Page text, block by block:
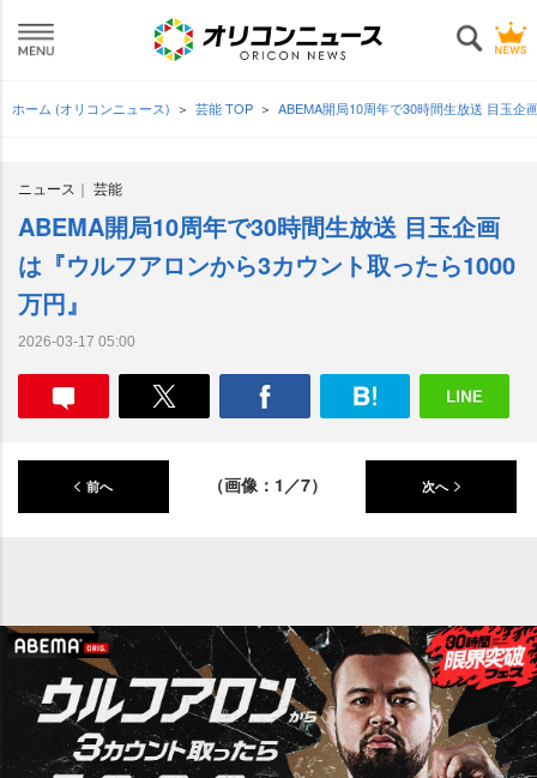
ホーム (オリコンニュース) 芸能 TOP ABEMA開局10周年で30時間生放送 目玉
ニュース 芸能
ABEMA開局10周年で30時間生放送 目玉企画
は『ウルフアロンから3カウント取ったら1000
万円』
2026-03-17 05:00
前へ （画像：1／7） 次へ